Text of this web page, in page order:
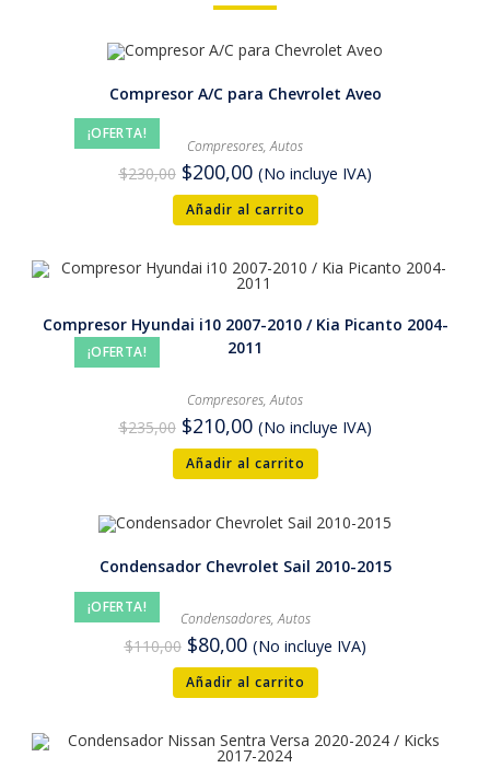
¡OFERTA!
Compresor A/C para Chevrolet Aveo
Compresores,Autos
$230,00 $200,00 (No incluye IVA)
Añadir al carrito
¡OFERTA!
Compresor Hyundai i10 2007-2010 / Kia Picanto 2004-
2011
Compresores,Autos
$235,00 $210,00 (No incluye IVA)
Añadir al carrito
¡OFERTA!
Condensador Chevrolet Sail 2010-2015
Condensadores,Autos
$110,00 $80,00 (No incluye IVA)
Añadir al carrito